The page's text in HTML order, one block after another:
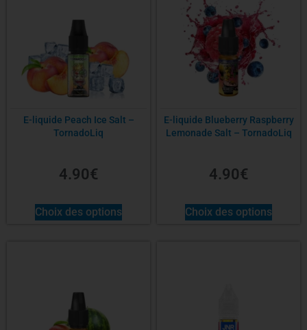
E-liquide Peach Ice Salt –
TornadoLiq
4.90€
Choix des options
E-liquide Blueberry Raspberry
Lemonade Salt – TornadoLiq
4.90€
Choix des options